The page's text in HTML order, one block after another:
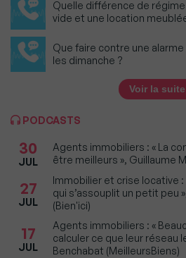
Quelle différence de
vide et une location
Que faire contre une
les dimanche ?
Voir la suite
PODCASTS
30
JUL
Agents immobiliers : « La
être meilleurs », Guillaume
27
JUL
Immobilier et crise locative :
qui s’assouplit un petit peu
(Bien'ici)
17
JUL
Agents immobiliers : «
calculer ce que leur réseau
Benchabat (MeilleursBiens)